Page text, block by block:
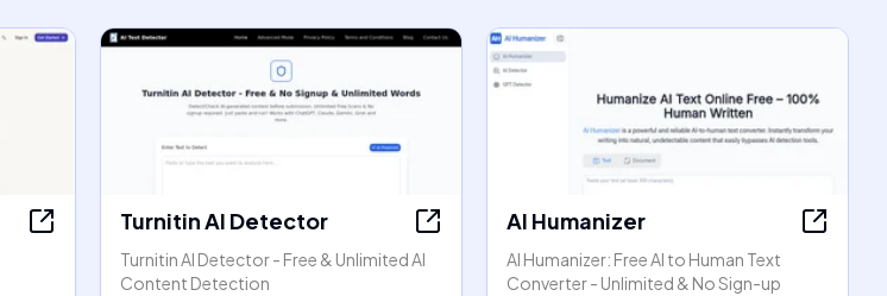
Turnitin AI Detector
Turnitin AI Detector - Free & Unlimited AI
Content Detection
AI Humanizer
AI Humanizer: Free AI to Human Text
Converter - Unlimited & No Sign-up